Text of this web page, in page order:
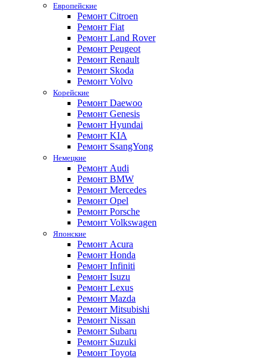
Европейские
Ремонт Citroen
Ремонт Fiat
Ремонт Land Rover
Ремонт Peugeot
Ремонт Renault
Ремонт Skoda
Ремонт Volvo
Корейские
Ремонт Daewoo
Ремонт Genesis
Ремонт Hyundai
Ремонт KIA
Ремонт SsangYong
Немецкие
Ремонт Audi
Ремонт BMW
Ремонт Mercedes
Ремонт Opel
Ремонт Porsche
Ремонт Volkswagen
Японские
Ремонт Acura
Ремонт Honda
Ремонт Infiniti
Ремонт Isuzu
Ремонт Lexus
Ремонт Mazda
Ремонт Mitsubishi
Ремонт Nissan
Ремонт Subaru
Ремонт Suzuki
Ремонт Toyota